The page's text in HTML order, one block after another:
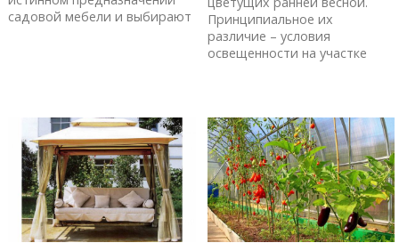
садовой мебели и выбирают
Принципиальное их
различие – условия
освещенности на участке